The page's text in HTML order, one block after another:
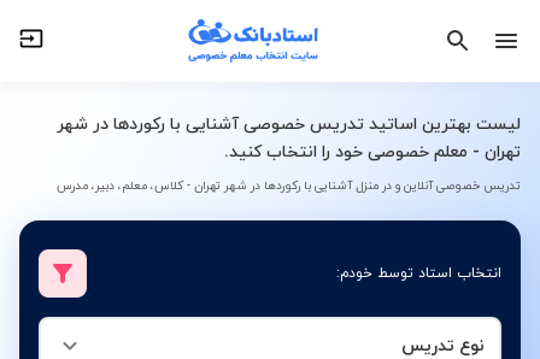
لیست بهترین اساتید تدریس خصوصی آشنایی با رکوردها در شهر
تهران - معلم خصوصی خود را انتخاب کنید.
تدریس خصوصی آنلاین و در منزل آشنایی با رکوردها در شهر تهران - کلاس، معلم، دبیر، مدرس
انتخاب استاد توسط خودم:
نوع تدریس
آشنایی با رکوردها